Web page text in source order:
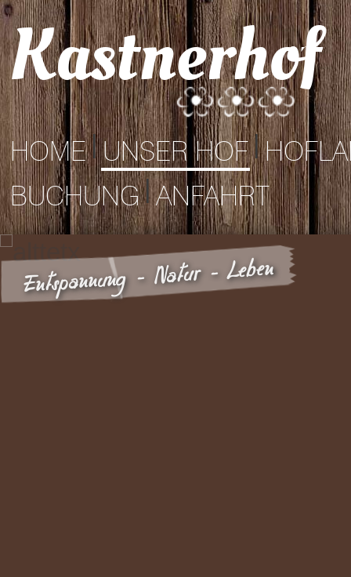
Kastnerhof
HOME |UNSER HOF|
BUCHUNG|ANFAHRT
Entspannung - Natur - Leben